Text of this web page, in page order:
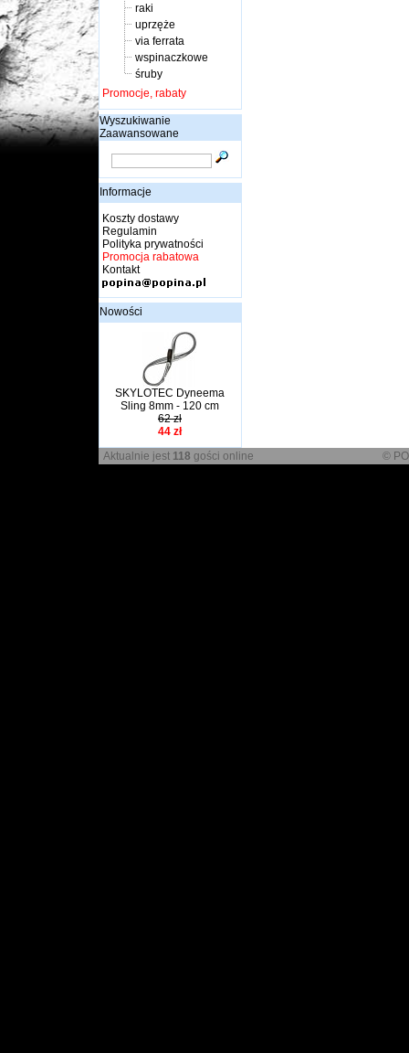
raki
uprzęże
via ferrata
wspinaczkowe
śruby
Promocje, rabaty
Wyszukiwanie
Zaawansowane
Informacje
Koszty dostawy
Regulamin
Polityka prywatności
Promocja rabatowa
Kontakt
Nowości
SKYLOTEC Dyneema
Sling 8mm - 120 cm
62 zł
44 zł
Aktualnie jest 118 gości online ©